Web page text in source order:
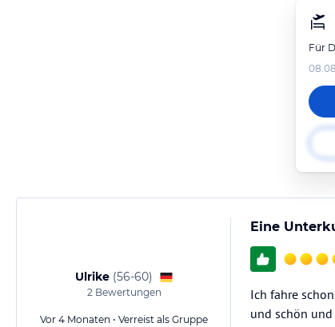
Für
Ulrike (56-60)
2Bewertungen
Vor 4 Monaten • Verreist als Gruppe
Eine
Ich fahre
und schön